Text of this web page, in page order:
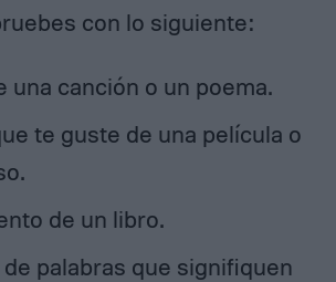
con lo siguiente:
una canción o un poema.
te guste de una película o
de un libro.
palabras que signifiquen